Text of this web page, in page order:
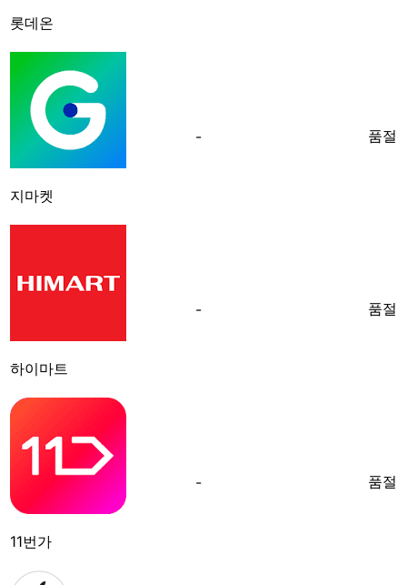
롯데온
지마켓
- 품절
하이마트
- 품절
11번가
- 품절